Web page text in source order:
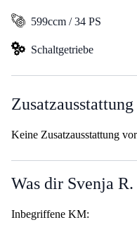
599ccm / 34 PS
Schaltgetriebe
Zusatzausstattung
Keine Zusatzausstattung
Was dir Svenja
Inbegriffene KM: